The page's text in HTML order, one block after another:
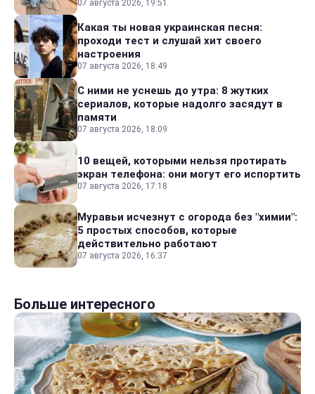
07 августа 2026, 19:51
Какая ты новая украинская песня:
проходи тест и слушай хит своего
настроения
07 августа 2026, 18:49
С ними не уснешь до утра: 8 жутких
сериалов, которые надолго засядут в
памяти
07 августа 2026, 18:09
10 вещей, которыми нельзя протирать
экран телефона: они могут его испортить
07 августа 2026, 17:18
Муравьи исчезнут с огорода без "химии":
5 простых способов, которые
действительно работают
07 августа 2026, 16:37
Больше интересного